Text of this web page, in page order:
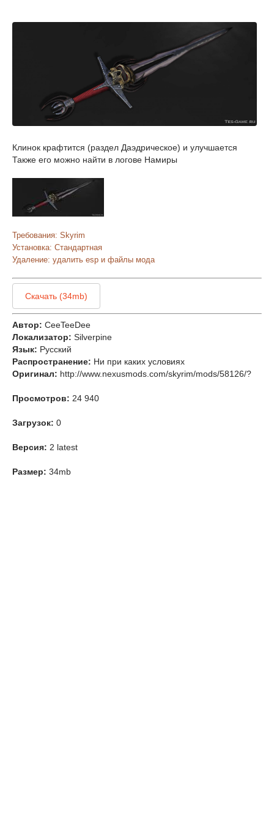
Клинок крафтится (раздел Даэдрическое) и улучшается
Также его можно найти в логове Намиры
Требования: Skyrim
Установка: Стандартная
Удаление: удалить esp и файлы мода
Скачать (34mb)
Автор: CeeTeeDee
Локализатор: Silverpine
Язык: Русский
Распространение: Ни при каких условиях
Оригинал: http://www.nexusmods.com/skyrim/mods/58126/?
Просмотров: 24 940
Загрузок: 0
Версия: 2 latest
Размер: 34mb